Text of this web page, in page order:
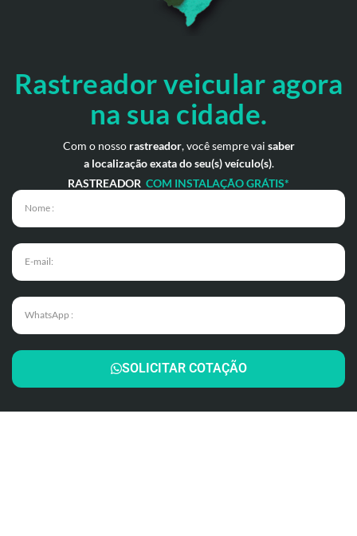
Rastreador veicular agora
na sua cidade.
Com o nosso rastreador, você sempre vai saber
a localização exata do seu(s) veículo(s).
RASTREADOR COM INSTALAÇÃO GRÁTIS*
SOLICITAR COTAÇÃO